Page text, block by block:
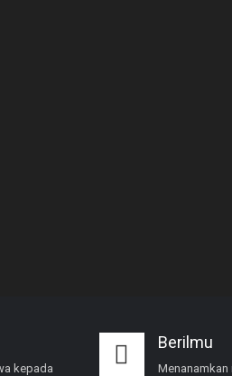
kepada
Berilmu
Menanamkan